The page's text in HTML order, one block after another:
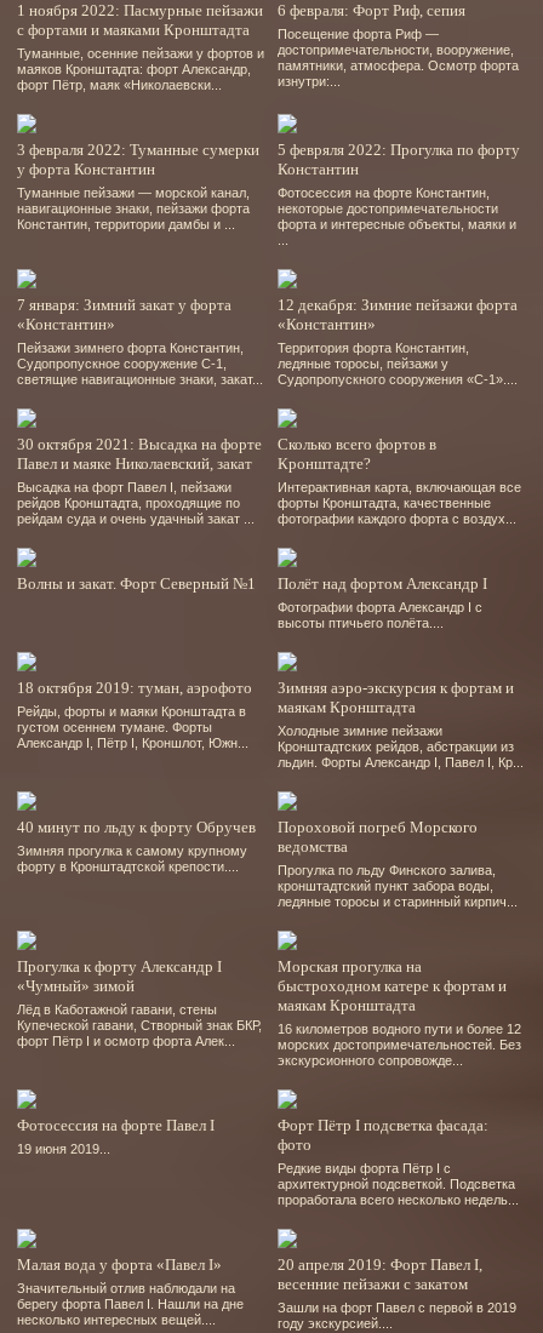
1 ноября 2022: Пасмурные пейзажи
с фортами и маяками Кронштадта
Туманные, осенние пейзажи у фортов и
маяков Кронштадта: форт Александр,
форт Пётр, маяк «Николаевски...
6 февраля: Форт Риф, сепия
Посещение форта Риф —
достопримечательности, вооружение,
памятники, атмосфера. Осмотр форта
изнутри:...
3 февраля 2022: Туманные сумерки
у форта Константин
Туманные пейзажи — морской канал,
навигационные знаки, пейзажи форта
Константин, территории дамбы и ...
5 февряля 2022: Прогулка по форту
Константин
Фотосессия на форте Константин,
некоторые достопримечательности
форта и интересные объекты, маяки и
7 января: Зимний закат у форта
«Константин»
Пейзажи зимнего форта Константин,
Судопропускное сооружение С-1,
светящие навигационные знаки, закат...
12 декабря: Зимние пейзажи форта
«Константин»
Территория форта Константин,
ледяные торосы, пейзажи у
Судопропускного сооружения «С-1»....
30 октября 2021: Высадка на форте
Павел и маяке Николаевский, закат
Высадка на форт Павел І, пейзажи
рейдов Кронштадта, проходящие по
рейдам суда и очень удачный закат ...
Сколько всего фортов в
Кронштадте?
Интерактивная карта, включающая все
форты Кронштадта, качественные
фотографии каждого форта с воздух...
Волны и закат. Форт Северный №1 Полёт над фортом Александр І
Фотографии форта Александр І с
высоты птичьего полёта....
18 октября 2019: туман, аэрофото
Рейды, форты и маяки Кронштадта в
густом осеннем тумане. Форты
Александр І, Пётр І, Кроншлот, Южн...
Зимняя аэро-экскурсия к фортам и
маякам Кронштадта
Холодные зимние пейзажи
Кронштадтских рейдов, абстракции из
льдин. Форты Александр І, Павел І, Кр...
40 минут по льду к форту Обручев
Зимняя прогулка к самому крупному
форту в Кронштадтской крепости....
Пороховой погреб Морского
ведомства
Прогулка по льду Финского залива,
кронштадтский пункт забора воды,
ледяные торосы и старинный кирпич...
Прогулка к форту Александр I
«Чумный» зимой
Лёд в Каботажной гавани, стены
Купеческой гавани, Створный знак БКР,
форт Пётр І и осмотр форта Алек...
Морская прогулка на
быстроходном катере к фортам и
маякам Кронштадта
16 километров водного пути и более 12
морских достопримечательностей. Без
экскурсионного сопровожде...
Фотосессия на форте Павел І
19 июня 2019...
Форт Пётр І подсветка фасада:
фото
Редкие виды форта Пётр І с
архитектурной подсветкой. Подсветка
проработала всего несколько недель...
Малая вода у форта «Павел І»
Значительный отлив наблюдали на
берегу форта Павел І. Нашли на дне
несколько интересных вещей....
20 апреля 2019: Форт Павел І,
весенние пейзажи с закатом
Зашли на форт Павел с первой в 2019
году экскурсией....